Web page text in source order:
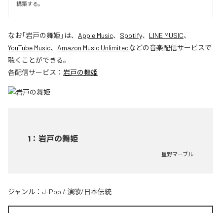
構築する。
なお「岩戸の舞姫 」は、 Apple Music、 Spotify、 LINE MUSIC、
YouTube Music、 Amazon Music Unlimitedなどの音楽配信サービスで
聴くことができる。
各配信サービス： 岩戸の舞姫
1 ： 岩戸の舞姫
星野マーブル
ジャンル： J-Pop / 演歌/日本伝統